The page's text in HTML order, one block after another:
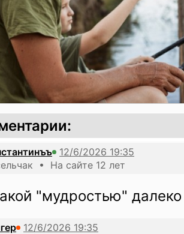
• На сайте 12 лет
"мудростью"